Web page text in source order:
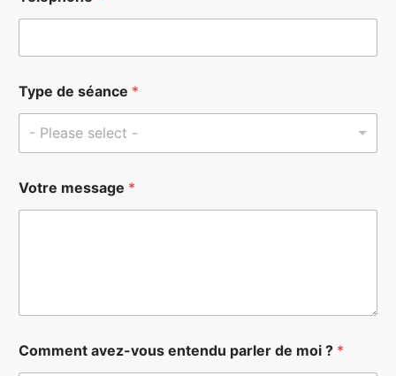
Type de séance *
- Please select -
Votre message *
a
v
Comment avez-vous entendu parler de moi ? *